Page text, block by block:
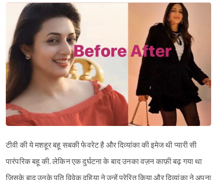
टीवी की ये मशहूर बहू सबकी फेवरेट है और दिव्यांका की इमेज थी प्यारी सी
पारंपरिक बहू की. लेकिन एक दुर्घटना के बाद उनका वज़न काफ़ी बढ़ गया था
जिसके बाद उनके पति विवेक दहिया ने उन्हें प्रेरित किया और दिव्यांका ने अपना